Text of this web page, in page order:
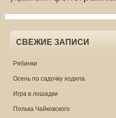
СВЕЖИЕ ЗАПИСИ
Рябинки
Осень по садочку ходила
Игра в лошадки
Полька Чайковского